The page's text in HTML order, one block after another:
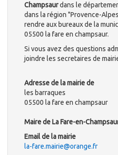
Champsaurdans le
dans la région "Provence-
rendre aux bureaux de la
05500 la fare en champsaur.
Si vous avez des questions
joindre les secretaires de
Adresse de la mairie de
les barraques
05500 la fare en champsaur
Maire de La Fare-en-
Email de la mairie
la-fare.mairie@orange.fr